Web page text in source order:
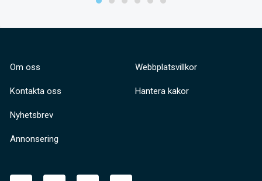
Om oss
Kontakta oss
Nyhetsbrev
Annonsering
Webbplatsvillkor
Hantera kakor